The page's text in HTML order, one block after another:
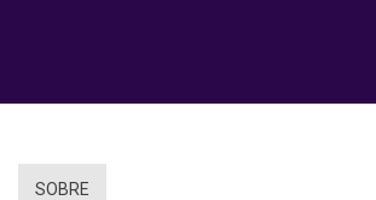
SOBRE